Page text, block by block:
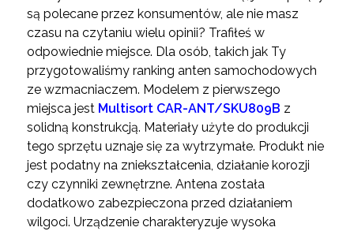
są polecane przez konsumentów, ale nie masz
czasu na czytaniu wielu opinii? Trafiłeś w
odpowiednie miejsce. Dla osób, takich jak Ty
przygotowaliśmy ranking anten samochodowych
ze wzmacniaczem. Modelem z pierwszego
miejsca jest Multisort CAR-ANT/SKU809B z
solidną konstrukcją. Materiały użyte do produkcji
tego sprzętu uznaje się za wytrzymałe. Produkt nie
jest podatny na zniekształcenia, działanie korozji
czy czynniki zewnętrzne. Antena została
dodatkowo zabezpieczona przed działaniem
wilgoci. Urządzenie charakteryzuje wysoka